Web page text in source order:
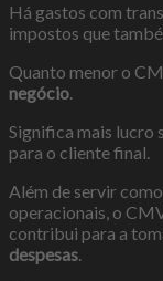
Há gastos com
impostos que
Quanto menor o
negócio.
Significa mais lucro
para o cliente final.
Além de servir
operacionais, o
contribui para a
despesas.